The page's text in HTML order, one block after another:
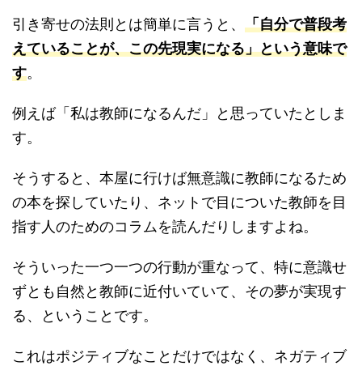
引き寄せの法則とは簡単に言うと、 「自分で普段考
えていることが、この先現実になる」という意味で
す。
例えば「私は教師になるんだ」と思っていたとしま
す。
そうすると、本屋に行けば無意識に教師になるため
の本を探していたり、ネットで目についた教師を目
指す人のためのコラムを読んだりしますよね。
そういった一つ一つの行動が重なって、特に意識せ
ずとも自然と教師に近付いていて、その夢が実現す
る、ということです。
これはポジティブなことだけではなく、ネガティブ